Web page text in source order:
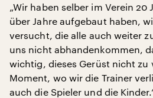
„Wir haben selber im Verein
über Jahre aufgebaut haben,
versucht, die alle auch weiter
uns nicht abhandenkommen,
wichtig, dieses Gerüst nicht zu
Moment, wo wir die Trainer
auch die Spieler und die